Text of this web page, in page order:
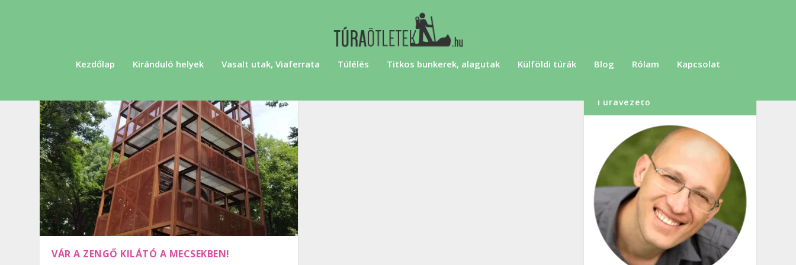
Kezdőlap Kiránduló helyek Vasalt utak, Viaferrata Túlélés Titkos bunkerek, alagutak Külföldi túrák Blog Rólam Kapcsolat
VÁR A ZENGŐ KILÁTÓ A MECSEKBEN!
Túravezető